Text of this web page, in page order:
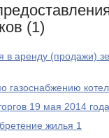
(1)
аренду (продажи)
газоснабжению
19 мая 2014 года
жилья 1